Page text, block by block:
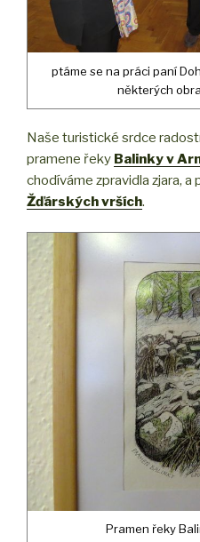
ptáme se na práci paní
některých
Naše turistické srdce
pramene řeky Balinky v
chodíváme zpravidla zjara, a
Žďárských vrších.
Pramen řeky